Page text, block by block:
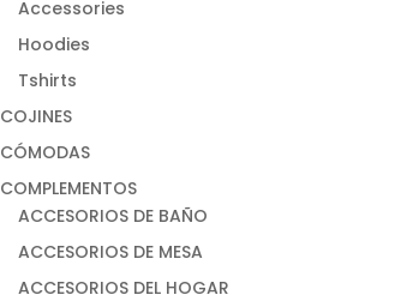
Accessories
Hoodies
Tshirts
COJINES
CÓMODAS
COMPLEMENTOS
ACCESORIOS DE BAÑO
ACCESORIOS DE MESA
ACCESORIOS DEL HOGAR